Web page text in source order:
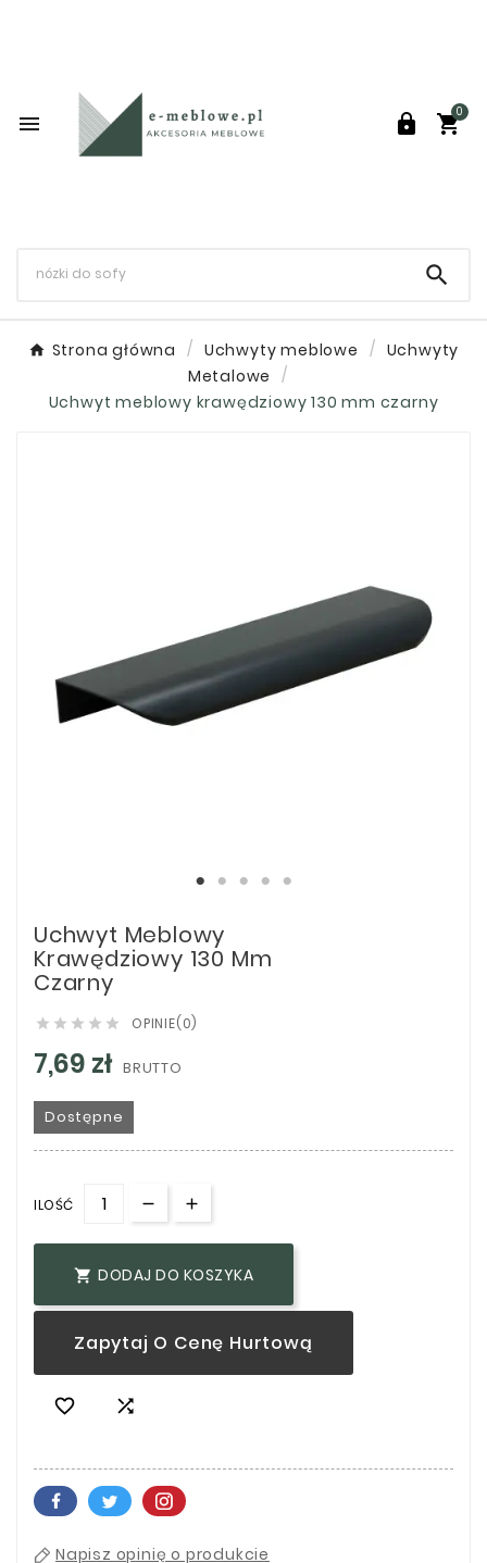
  
0

Strona główna Uchwyty meblowe
Uchwyty
Metalowe
Uchwyt meblowy krawędziowy 130 mm czarny
Uchwyt Meblowy
Krawędziowy 130 Mm
Czarny
     OPINIE(0)
7,69 zł BRUTTO
Dostępne
ILOŚĆ
 DODAJ DO KOSZYKA
Zapytaj O Cenę Hurtową
 
Napisz opinię o produkcie